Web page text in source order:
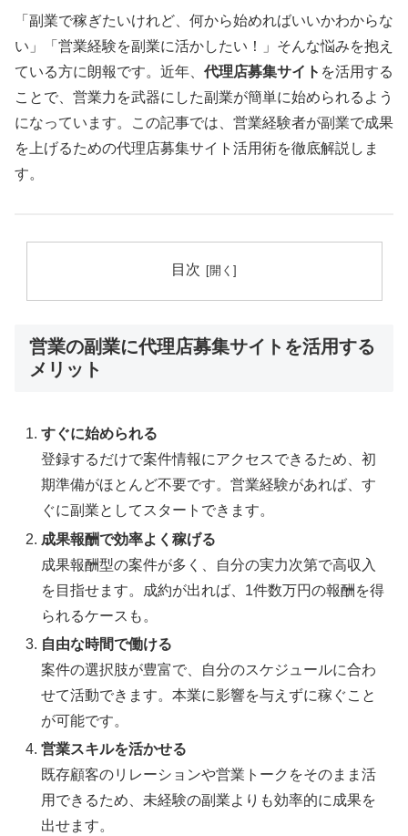
「副業で稼ぎたいけれど、何から始めればいいかわからな
い」「営業経験を副業に活かしたい！」そんな悩みを抱え
ている方に朗報です。近年、 代理店募集サイト を活用する
ことで、営業力を武器にした副業が簡単に始められるよう
になっています。この記事では、営業経験者が副業で成果
を上げるための代理店募集サイト活用術を徹底解説しま
す。
目次
営業の副業に代理店募集サイトを活用する
メリット
すぐに始められる
登録するだけで案件情報にアクセスできるため、初
期準備がほとんど不要です。営業経験があれば、す
ぐに副業としてスタートできます。
成果報酬で効率よく稼げる
成果報酬型の案件が多く、自分の実力次第で高収入
を目指せます。成約が出れば、1件数万円の報酬を得
られるケースも。
自由な時間で働ける
案件の選択肢が豊富で、自分のスケジュールに合わ
せて活動できます。本業に影響を与えずに稼ぐこと
が可能です。
営業スキルを活かせる
既存顧客のリレーションや営業トークをそのまま活
用できるため、未経験の副業よりも効率的に成果を
出せます。